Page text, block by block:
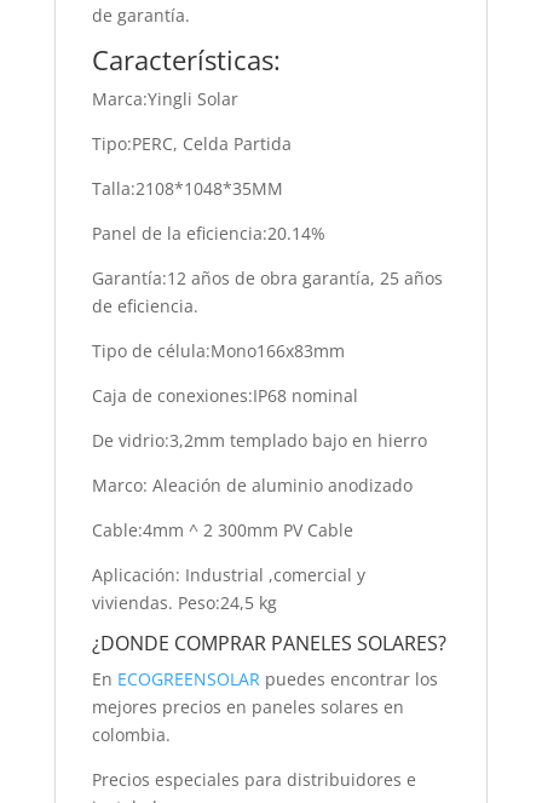
de garantía.
Características:
Marca:Yingli Solar
Tipo:PERC, Celda Partida
Talla:2108*1048*35MM
Panel de la eficiencia:20.14%
Garantía:12 años de obra garantía, 25 años
de eficiencia.
Tipo de célula:Mono166x83mm
Caja de conexiones:IP68 nominal
De vidrio:3,2mm templado bajo en hierro
Marco: Aleación de aluminio anodizado
Cable:4mm ^ 2 300mm PV Cable
Aplicación: Industrial ,comercial y
viviendas. Peso:24,5 kg
¿DONDE COMPRAR PANELES SOLARES?
En ECOGREENSOLARpuedes encontrar los
mejores precios en paneles solares en
colombia.
Precios especiales para distribuidores e